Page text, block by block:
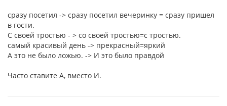
сразу посетил -> сразу посетил вечеринку = сразу пришел
в гости.
С своей тростью - > со своей тростью=с тростью.
самый красивый день -> прекрасный=яркий
А это не было ложью. -> И это было правдой
Часто ставите А, вместо И.